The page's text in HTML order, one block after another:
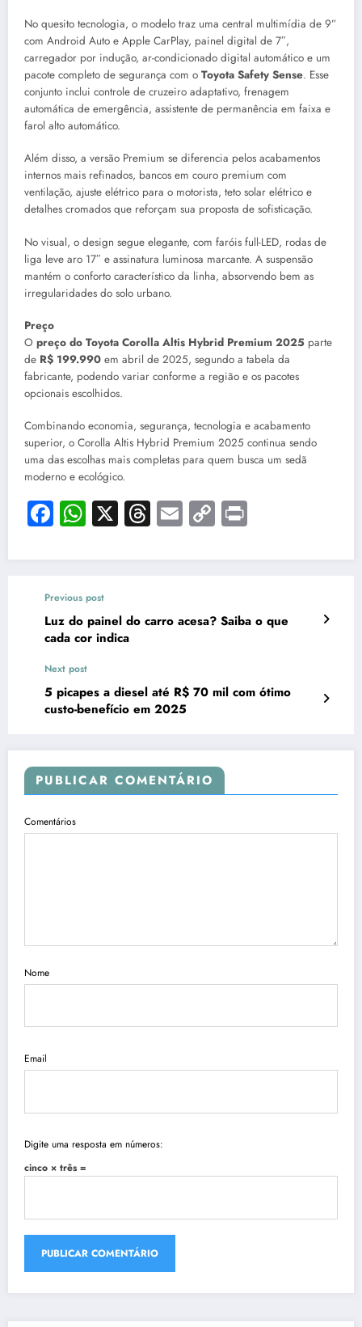
No quesito tecnologia, o modelo traz uma central multimídia de 9”
com Android Auto e Apple CarPlay, painel digital de 7″,
carregador por indução, ar-condicionado digital automático e um
pacote completo de segurança com o Toyota Safety Sense. Esse
conjunto inclui controle de cruzeiro adaptativo, frenagem
automática de emergência, assistente de permanência em faixa e
farol alto automático.
Além disso, a versão Premium se diferencia pelos acabamentos
internos mais refinados, bancos em couro premium com
ventilação, ajuste elétrico para o motorista, teto solar elétrico e
detalhes cromados que reforçam sua proposta de sofisticação.
No visual, o design segue elegante, com faróis full-LED, rodas de
liga leve aro 17″ e assinatura luminosa marcante. A suspensão
mantém o conforto característico da linha, absorvendo bem as
irregularidades do solo urbano.
Preço
O preço do Toyota Corolla Altis Hybrid Premium 2025 parte
de R$ 199.990 em abril de 2025, segundo a tabela da
fabricante, podendo variar conforme a região e os pacotes
opcionais escolhidos.
Combinando economia, segurança, tecnologia e acabamento
superior, o Corolla Altis Hybrid Premium 2025 continua sendo
uma das escolhas mais completas para quem busca um sedã
moderno e ecológico.
Facebook
WhatsApp
X Threads
Email
Copy
Link
Previous post
Luz do painel do carro acesa? Saiba o que
cada cor indica
Next post
5 picapes a diesel até R$ 70 mil com ótimo
custo-benefício em 2025
PUBLICAR COMENTÁRIO
Comentários
Nome
Email
Digite uma resposta em números:
cinco × três =